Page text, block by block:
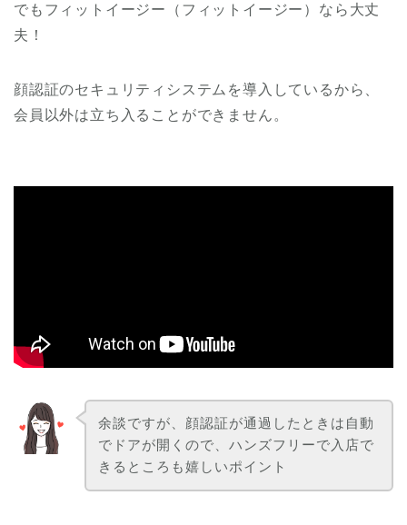
でもフィットイージー（フィットイージー）なら大丈
夫！
顔認証のセキュリティシステムを導入しているから、
会員以外は立ち入ることができません。
余談ですが、顔認証が通過したときは自動
でドアが開くので、ハンズフリーで入店で
きるところも嬉しいポイント